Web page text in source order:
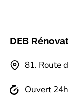
DEB
81.⁠ ⁠Route
Ouvert